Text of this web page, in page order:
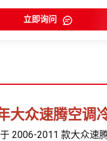
立即询问
大众速腾空调
2006-2011 款大众速